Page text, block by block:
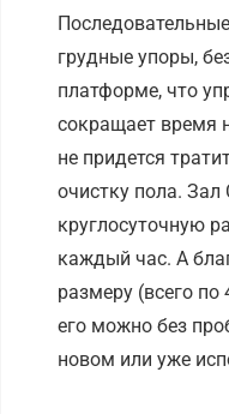
грудные упоры,
платформе, что
сокращает время
не придется
очистку пола.
круглосуточную
каждый час. А
размеру (всего
его можно без
новом или уже